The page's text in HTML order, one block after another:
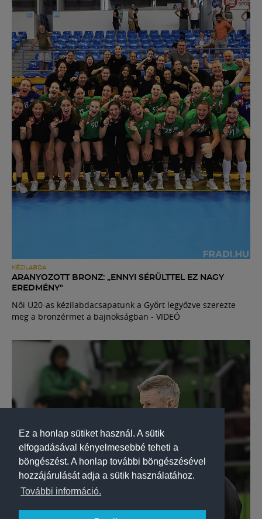
Ez a honlap sütiket használ. A sütik
elfogadásával kényelmesebbé teheti a
böngészést. A honlap további böngészésével
hozzájárulását adja a sütik használatához.
További információ.
KÉZILABDA
ARANYOZOTT BRONZ: „ENNYI SÉRÜLTTEL EZ NAGY
EREDMÉNY"
Női U20-as kézilabdacsapatunk a Győrt legyőzve szerezte
meg a bronzérmet a bajnokságban - VIDEÓ